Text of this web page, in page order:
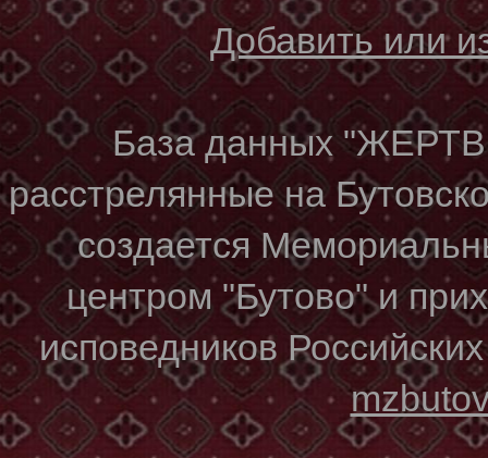
Добавить или
База данных
расстрелянные на
создается
центром "Бутово" и
исповедников